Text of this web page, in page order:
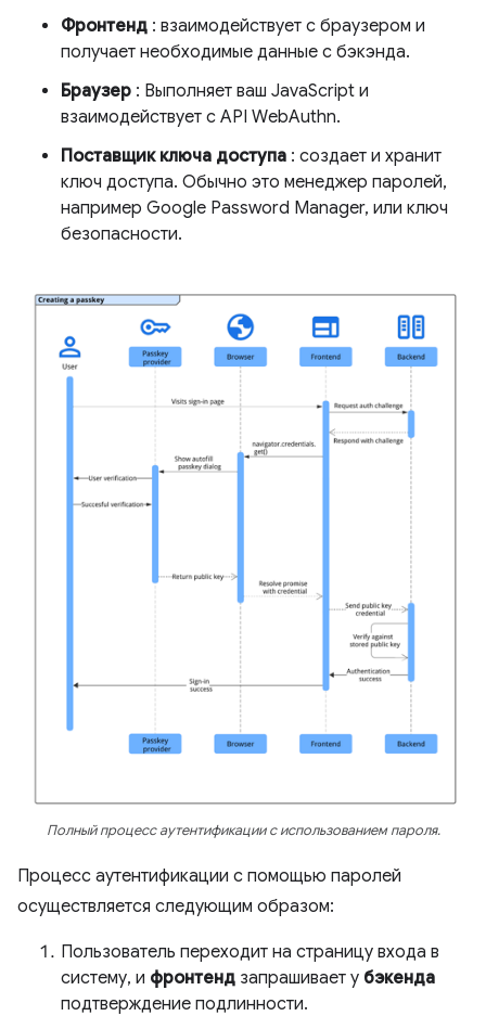
Фронтенд : взаимодействует с браузером и
получает необходимые данные с бэкэнда.
Браузер : Выполняет ваш JavaScript и
взаимодействует с API WebAuthn.
Поставщик ключа доступа : создает и хранит
ключ доступа. Обычно это менеджер паролей,
например Google Password Manager, или ключ
безопасности.
Полный процесс аутентификации с использованием пароля.
Процесс аутентификации с помощью паролей
осуществляется следующим образом:
Пользователь переходит на страницу входа в
систему, и фронтенд запрашивает у бэкенда
подтверждение подлинности.